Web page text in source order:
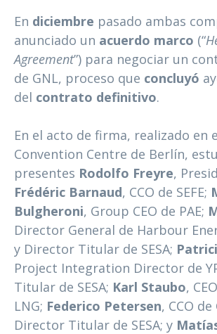
En diciembre pasado ambas
anunciado un acuerdo marco (“
Agreement”) para negociar un
de GNL, proceso que concluyó
del contrato definitivo.
En el acto de firma, realizado en
Convention Centre de Berlín,
presentes Rodolfo Freyre,
Frédéric Barnaud, CCO de SEFE;
Bulgheroni, Group CEO de PAE;
Director General de Harbour
y Director Titular de SESA;
Project Integration Director de
Titular de SESA; Karl Staubo,
LNG; Federico Petersen, CCO
Director Titular de SESA; y